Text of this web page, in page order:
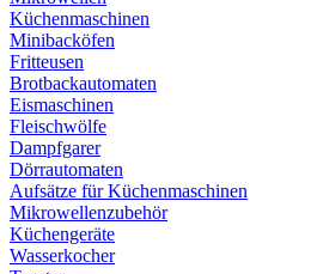
Küchenmaschinen
Minibacköfen
Fritteusen
Brotbackautomaten
Eismaschinen
Fleischwölfe
Dampfgarer
Dörrautomaten
Aufsätze für Küchenmaschinen
Mikrowellenzubehör
Küchengeräte
Wasserkocher